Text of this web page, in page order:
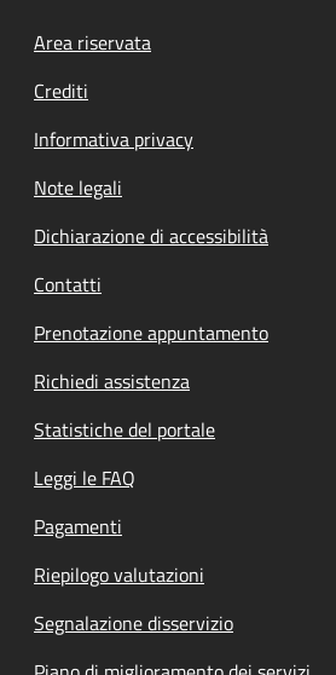
Footer menu
Area riservata
Crediti
Informativa privacy
Note legali
Dichiarazione di accessibilità
Contatti
Prenotazione appuntamento
Richiedi assistenza
Statistiche del portale
Leggi le FAQ
Pagamenti
Riepilogo valutazioni
Segnalazione disservizio